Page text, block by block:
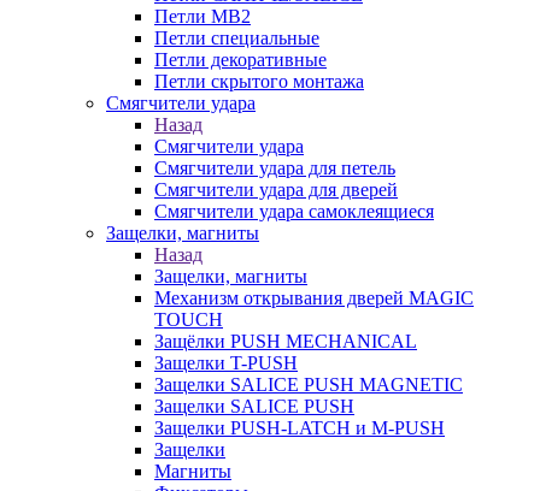
Петли MB2
Петли специальные
Петли декоративные
Петли скрытого монтажа
Смягчители удара
Назад
Смягчители удара
Смягчители удара для петель
Смягчители удара для дверей
Cмягчители удара самоклеящиеся
Защелки, магниты
Назад
Защелки, магниты
Механизм открывания дверей MAGIC
TOUCH
Защёлки PUSH MECHANICAL
Защелки T-PUSH
Защелки SALICE PUSH MAGNETIC
Защелки SALICE PUSH
Защелки PUSH-LATCH и M-PUSH
Защелки
Магниты